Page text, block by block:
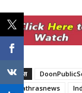
टैग्स
hathrasnews